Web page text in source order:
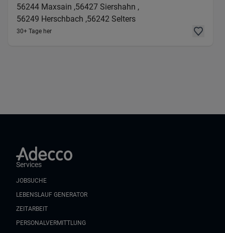
56244 Maxsain ,56427 Siershahn ,
56249 Herschbach ,56242 Selters
30+ Tage her
Services
JOBSUCHE
LEBENSLAUF GENERATOR
ZEITARBEIT
PERSONALVERMITTLUNG